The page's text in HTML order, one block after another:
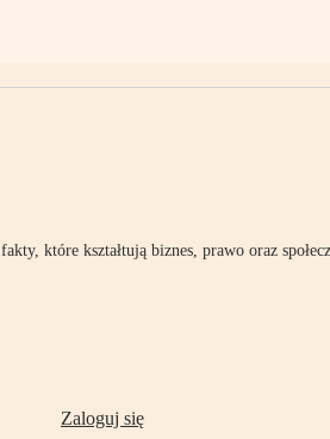
które kształtują biznes, prawo oraz
Zaloguj się